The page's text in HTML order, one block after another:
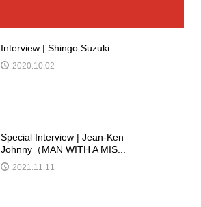
Interview | Shingo Suzuki
2020.10.02
Special Interview | Jean-Ken
Johnny（MAN WITH A MIS...
2021.11.11